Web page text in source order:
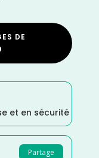
DE
et en sécurité
Partage